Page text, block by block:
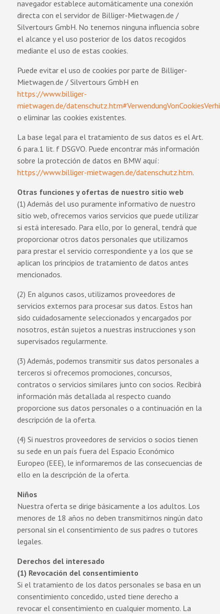
navegador establece automáticamente una conexión
directa con el servidor de Billiger-Mietwagen.de /
Silvertours GmbH. No tenemos ninguna influencia sobre
el alcance y el uso posterior de los datos recogidos
mediante el uso de estas cookies.
Puede evitar el uso de cookies por parte de Billiger-
Mietwagen.de / Silvertours GmbH en
https://www.billiger-
mietwagen.de/
o eliminar las cookies existentes.
La base legal para el tratamiento de sus datos es el Art.
6 para.1 lit. f DSGVO. Puede encontrar más información
sobre la protección de datos en BMW aquí:
https://www.billiger-mietwagen.de/datenschutz.htm.
Otras funciones y ofertas de nuestro sitio web
(1) Además del uso puramente informativo de nuestro
sitio web, ofrecemos varios servicios que puede utilizar
si está interesado. Para ello, por lo general, tendrá que
proporcionar otros datos personales que utilizamos
para prestar el servicio correspondiente y a los que se
aplican los principios de tratamiento de datos antes
mencionados.
(2) En algunos casos, utilizamos proveedores de
servicios externos para procesar sus datos. Estos han
sido cuidadosamente seleccionados y encargados por
nosotros, están sujetos a nuestras instrucciones y son
supervisados regularmente.
(3) Además, podemos transmitir sus datos personales a
terceros si ofrecemos promociones, concursos,
contratos o servicios similares junto con socios. Recibirá
información más detallada al respecto cuando
proporcione sus datos personales o a continuación en la
descripción de la oferta.
(4) Si nuestros proveedores de servicios o socios tienen
su sede en un país fuera del Espacio Económico
Europeo (EEE), le informaremos de las consecuencias de
ello en la descripción de la oferta.
Niños
Nuestra oferta se dirige básicamente a los adultos. Los
menores de 18 años no deben transmitirnos ningún dato
personal sin el consentimiento de sus padres o tutores
legales.
Derechos del interesado
(1) Revocación del consentimiento
Si el tratamiento de los datos personales se basa en un
consentimiento concedido, usted tiene derecho a
revocar el consentimiento en cualquier momento. La